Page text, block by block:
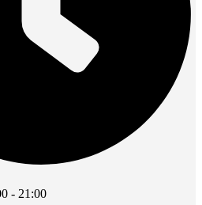
- 21:00